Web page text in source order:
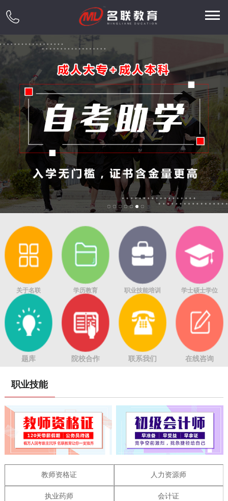
关于名联 学历教育 职业技能培训 学士硕士学位
题库 院校合作 联系我们 在线咨询
职业技能
教师资格证 人力资源师
执业药师 会计证